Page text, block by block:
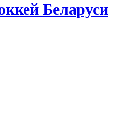
Беларуси